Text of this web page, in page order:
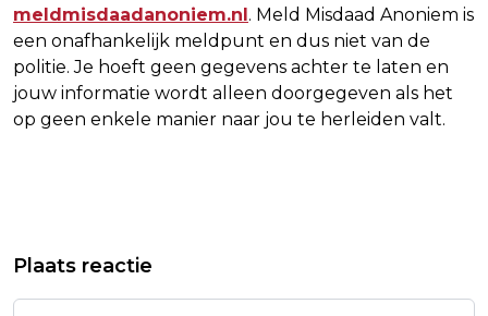
meldmisdaadanoniem.nl. Meld Misdaad Anoniem is
een onafhankelijk meldpunt en dus niet van de
politie. Je hoeft geen gegevens achter te laten en
jouw informatie wordt alleen doorgegeven als het
op geen enkele manier naar jou te herleiden valt.
TWINTIGSTE STUDIOALBUM UIT
APELDOORN - GEZOCHT - OPLICHTING
MET VALS GOUD – LAAN VAN DE
Plaats reactie